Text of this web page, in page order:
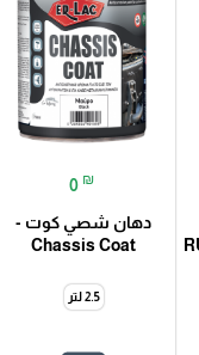
0 ₪
دهان شصي كوت -
Chassis Coat
2.5 لتر